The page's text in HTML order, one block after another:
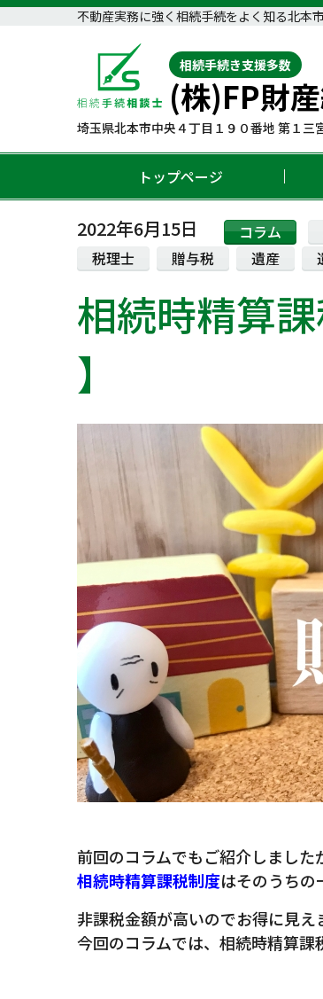
不動産実務に強く相続手続をよく知る北本
相続手続き支援多数
(株)FP財
埼玉県北本市中央４丁目１９０番地 第１三
トップページ
2022年6月15日 コラム
税理士
贈与税 遺産
相続時精算
】
前回のコラムでもご紹介しました
相続時精算課税制度はそのうちの
非課税金額が高いのでお得に見え
今回のコラムでは、相続時精算課